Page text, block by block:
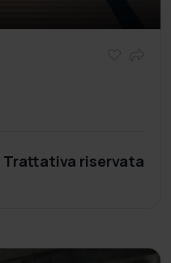
Trattativa riservata